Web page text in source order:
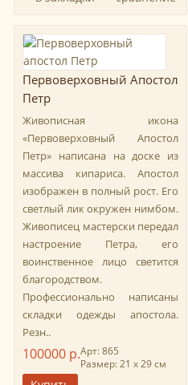
Первоверховный Апостол
Петр
Живописная икона
«Первоверховный Апостол
Петр» написана на доске из
массива кипариса. Апостол
изображен в полный рост. Его
светлый лик окружен нимбом.
Живописец мастерски передал
настроение Петра, его
воинственное лицо светится
благородством.
Профессионально написаны
складки одежды апостола.
Резн..
100000 р.Арт: 865
Размер: 21 х 29 см